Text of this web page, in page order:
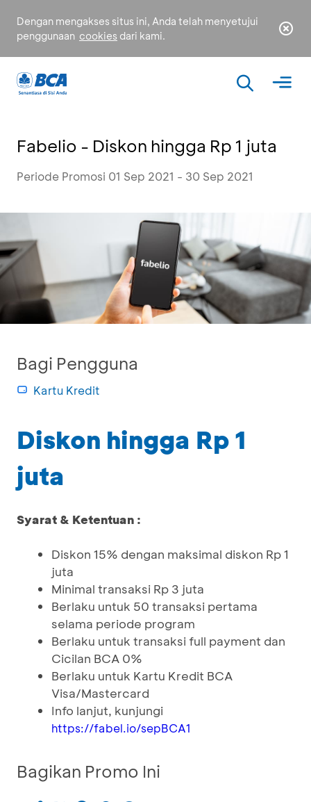
Dengan mengakses situs ini, Anda telah menyetujui
penggunaan cookies dari kami.
Fabelio - Diskon hingga Rp 1 juta
Periode Promosi 01 Sep 2021 - 30 Sep 2021
Bagi Pengguna
Kartu Kredit
Diskon hingga Rp 1
juta
Syarat & Ketentuan :
Diskon 15% dengan maksimal diskon Rp 1
juta
Minimal transaksi Rp 3 juta
Berlaku untuk 50 transaksi pertama
selama periode program
Berlaku untuk transaksi full payment dan
Cicilan BCA 0%
Berlaku untuk Kartu Kredit BCA
Visa/Mastercard
Info lanjut, kunjungi
https://fabel.io/sepBCA1
Bagikan Promo Ini